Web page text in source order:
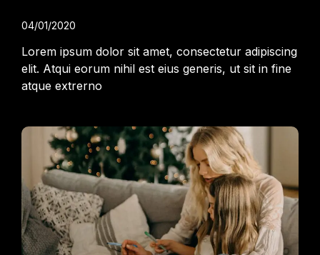
04/01/2020
Lorem ipsum dolor sit amet, consectetur adipiscing
elit. Atqui eorum nihil est eius generis, ut sit in fine
atque extrerno